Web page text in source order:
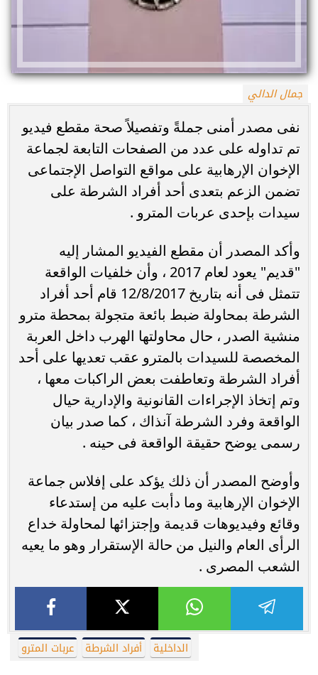
جمال الدالي
نفى مصدر أمنى جملةً وتفصيلاً صحة مقطع فيديو
تم تداوله على عدد من الصفحات التابعة لجماعة
الإخوان الإرهابية على مواقع التواصل الإجتماعى
تضمن الزعم بتعدى أحد أفراد الشرطة على
سيدات بإحدى عربات المترو .
وأكد المصدر أن مقطع الفيديو المشار إليه
"قديم" يعود لعام 2017 ، وأن خلفيات الواقعة
تتمثل فى أنه بتاريخ 12/8/2017 قام أحد أفراد
الشرطة بمحاولة ضبط بائعة متجولة بمحطة مترو
منشية الصدر ، حال محاولتها الهرب داخل العربة
المخصصة للسيدات بالمترو عقب تعديها على أحد
أفراد الشرطة وتعاطفت بعض الراكبات معها ،
وتم إتخاذ الإجراءات القانونية والإدارية حيال
الواقعة وفرد الشرطة آنذاك ، كما صدر بيان
رسمى يوضح حقيقة الواقعة فى حينه .
وأوضح المصدر أن ذلك يؤكد على إفلاس جماعة
الإخوان الإرهابية وما دأبت عليه من إستدعاء
وقائع وفيديوهات قديمة وإجتزائها لمحاولة خداع
الرأى العام والنيل من حالة الإستقرار وهو ما يعيه
الشعب المصرى .
الداخلية أفراد الشرطة عربات المترو